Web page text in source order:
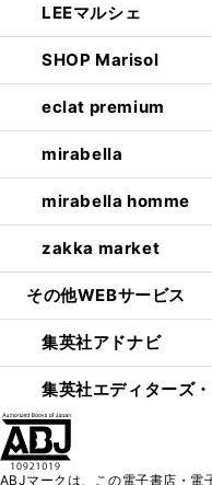
LEEマルシェ
SHOP Marisol
eclat premium
mirabella
mirabella homme
zakka market
その他WEBサービス
集英社アドナビ
集英社エディターズ
ABJマークは、この電子書店・電